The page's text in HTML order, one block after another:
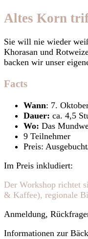
Altes Korn
Sie will nie wieder
Khorasan und
backen wir unser
Facts
Wann: 7.
Dauer: ca. 4,5
Wo: Das
9 Teilnehmer
Preis:
Im Preis inkludiert:
Der Workshop richtet
& Kaffee), regionale
Anmeldung,
Informationen zur